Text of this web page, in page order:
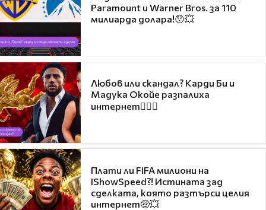
Paramount и Warner Bros. за 110
милиарда долара!😯💥
Любов или скандал? Карди Би и
Мадука Окойе разпалиха
интернет❤️‍🔥🔥
Плати ли FIFA милиони на
IShowSpeed?! Истината зад
сделката, която разтърси целия
интернет🤑💥